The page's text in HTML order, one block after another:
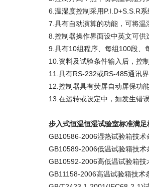
6.温湿度控制采用P.I.D+S.S.R
7.具有自动演算的功能，可将
8.控制器操作界面设中英文可
9.具有10组程序、每组100段、
10.资料及试验条件输入后，控
11.具有RS-232或RS-485通讯
12.控制器具有荧屏自动屏保功
13.在运转或设定中，如发生错
步入式恒温恒湿试验室标准满足
GB10586-2006湿热试验箱技术
GB10589-2006低温试验箱技术
GB10592-2006高低温试验箱技
GB11158-2006高温试验箱技术